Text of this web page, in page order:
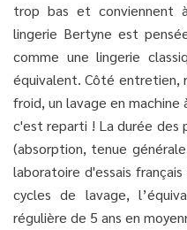
trop bas et conviennent
lingerie Bertyne est
comme une lingerie
équivalent. Côté entretien,
froid, un lavage en machine
c'est reparti ! La durée
(absorption, tenue
laboratoire d'essais
cycles de lavage,
régulière de 5 ans en